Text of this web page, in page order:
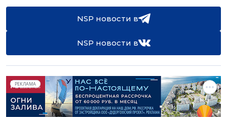
NSP новости в
NSP новости в
РЕКЛАМА